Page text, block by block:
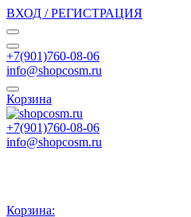
ВХОД / РЕГИСТРАЦИЯ
+7(901)760-08-06
info@shopcosm.ru
Корзина
+7(901)760-08-06
info@shopcosm.ru
Корзина: